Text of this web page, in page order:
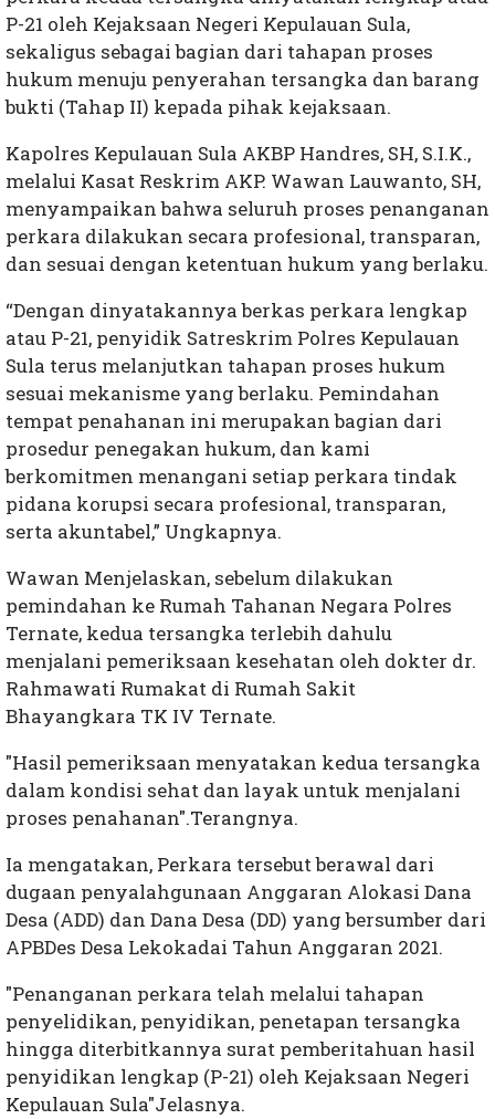
P-21 oleh Kejaksaan Negeri Kepulauan Sula,
sekaligus sebagai bagian dari tahapan proses
hukum menuju penyerahan tersangka dan barang
bukti (Tahap II) kepada pihak kejaksaan.
Kapolres Kepulauan Sula AKBP Handres, SH, S.I.K.,
melalui Kasat Reskrim AKP. Wawan Lauwanto, SH,
menyampaikan bahwa seluruh proses penanganan
perkara dilakukan secara profesional, transparan,
dan sesuai dengan ketentuan hukum yang berlaku.
“Dengan dinyatakannya berkas perkara lengkap
atau P-21, penyidik Satreskrim Polres Kepulauan
Sula terus melanjutkan tahapan proses hukum
sesuai mekanisme yang berlaku. Pemindahan
tempat penahanan ini merupakan bagian dari
prosedur penegakan hukum, dan kami
berkomitmen menangani setiap perkara tindak
pidana korupsi secara profesional, transparan,
serta akuntabel,” Ungkapnya.
Wawan Menjelaskan, sebelum dilakukan
pemindahan ke Rumah Tahanan Negara Polres
Ternate, kedua tersangka terlebih dahulu
menjalani pemeriksaan kesehatan oleh dokter dr.
Rahmawati Rumakat di Rumah Sakit
Bhayangkara TK IV Ternate.
"Hasil pemeriksaan menyatakan kedua tersangka
dalam kondisi sehat dan layak untuk menjalani
proses penahanan".Terangnya.
Ia mengatakan, Perkara tersebut berawal dari
dugaan penyalahgunaan Anggaran Alokasi Dana
Desa (ADD) dan Dana Desa (DD) yang bersumber dari
APBDes Desa Lekokadai Tahun Anggaran 2021.
"Penanganan perkara telah melalui tahapan
penyelidikan, penyidikan, penetapan tersangka
hingga diterbitkannya surat pemberitahuan hasil
penyidikan lengkap (P-21) oleh Kejaksaan Negeri
Kepulauan Sula"Jelasnya.